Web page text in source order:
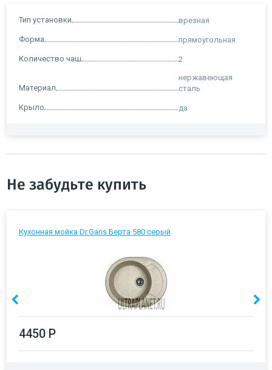
Тип установки врезная
Форма прямоугольная
Количество чаш 2
Материал
нержавеющая
сталь
Крыло да
Не забудьте купить
Кухонная мойка Dr.Gans Берта 580 серый
4450 Р